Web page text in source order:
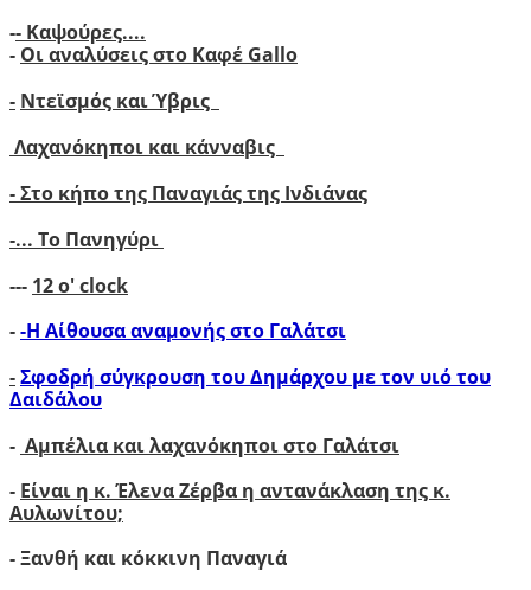
-- Καψούρες....
- Οι αναλύσεις στο Καφέ Gallo
- Ντεϊσμός και Ύβρις
Λαχανόκηποι και κάνναβις
- Στο κήπο της Παναγιάς της Ινδιάνας
-... Το Πανηγύρι
--- 12 ο' clock
--Η Αίθουσα αναμονής στο Γαλάτσι
-Σφοδρή σύγκρουση του Δημάρχου με τον υιό του
Δαιδάλου
- Αμπέλια και λαχανόκηποι στο Γαλάτσι
- Είναι η κ. Έλενα Ζέρβα η αντανάκλαση της κ.
Αυλωνίτου;
- Ξανθή και κόκκινη Παναγιά